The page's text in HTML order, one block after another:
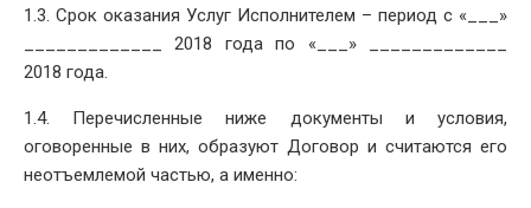
1.3. Срок оказания Услуг Исполнителем – период с «___»
_____________ 2018 года по «___» _____________
2018 года.
1.4. Перечисленные ниже документы и условия,
оговоренные в них, образуют Договор и считаются его
неотъемлемой частью, а именно: